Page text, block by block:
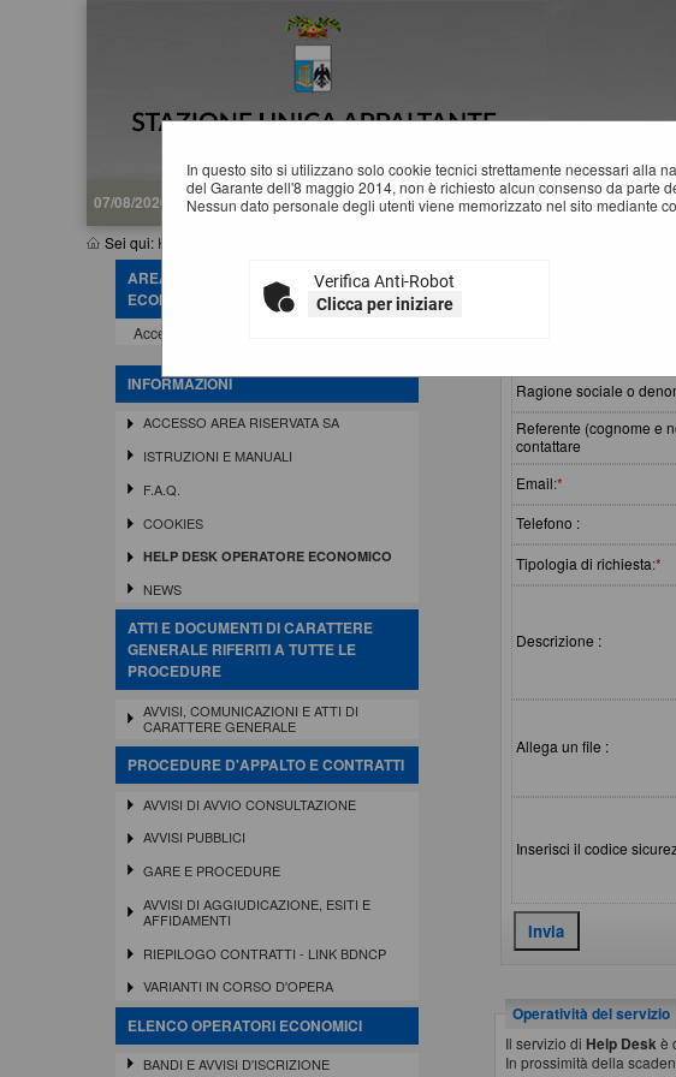
07/08/2026 10:26
Sei qui: Home
In questo sito si utilizzano solo cookie tecnici strettamente necessari alla
del Garante dell'8 maggio 2014, non è richiesto alcun consenso da parte
Nessun dato personale degli utenti viene memorizzato nel sito mediante
Verifica Anti-Robot
Clicca per iniziare
AREA RISERVATA OPERATORE
ECONOMICO
Accedi - Registrati
INFORMAZIONI
ACCESSO AREA RISERVATA SA
ISTRUZIONI E MANUALI
F.A.Q.
COOKIES
HELP DESK OPERATORE ECONOMICO
NEWS
ATTI E DOCUMENTI DI CARATTERE
GENERALE RIFERITI A TUTTE LE
PROCEDURE
AVVISI, COMUNICAZIONI E ATTI DI
CARATTERE GENERALE
PROCEDURE D'APPALTO E CONTRATTI
AVVISI DI AVVIO CONSULTAZIONE
AVVISI PUBBLICI
GARE E PROCEDURE
AVVISI DI AGGIUDICAZIONE, ESITI E
AFFIDAMENTI
RIEPILOGO CONTRATTI - LINK BDNCP
VARIANTI IN CORSO D'OPERA
ELENCO OPERATORI ECONOMICI
BANDI E AVVISI D'ISCRIZIONE
Ragione sociale o
Referente (cognome e
contattare
Email:*
Telefono :
Tipologia di richiesta:*
Descrizione :
Allega un file :
Inserisci il codice
Operatività del servizio
Il servizio di Help Desk è
In prossimità della